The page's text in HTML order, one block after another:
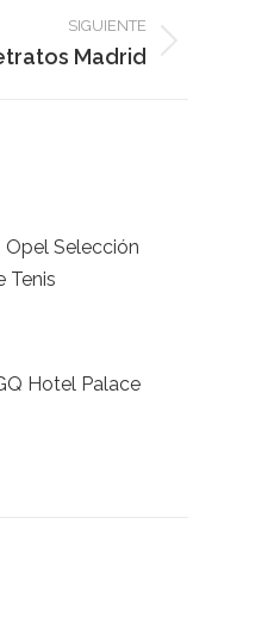
SIGUIENTE
Madrid
Selección
Tenis
Hotel Palace